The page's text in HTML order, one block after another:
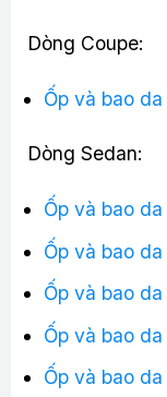
Dòng Coupe:
Ốp và bao
Dòng Sedan:
Ốp và bao
Ốp và bao
Ốp và bao
Ốp và bao
Ốp và bao